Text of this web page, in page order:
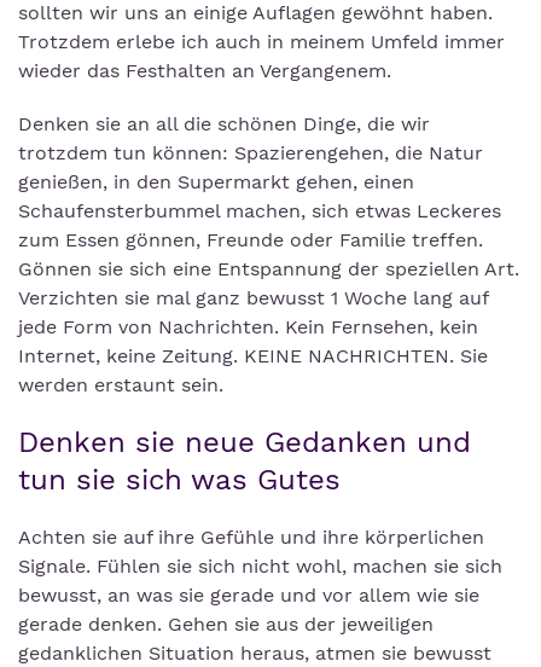
sollten wir uns an einige Auflagen gewöhnt haben.
Trotzdem erlebe ich auch in meinem Umfeld immer
wieder das Festhalten an Vergangenem.
Denken sie an all die schönen Dinge, die wir
trotzdem tun können: Spazierengehen, die Natur
genießen, in den Supermarkt gehen, einen
Schaufensterbummel machen, sich etwas Leckeres
zum Essen gönnen, Freunde oder Familie treffen.
Gönnen sie sich eine Entspannung der speziellen Art.
Verzichten sie mal ganz bewusst 1 Woche lang auf
jede Form von Nachrichten. Kein Fernsehen, kein
Internet, keine Zeitung. KEINE NACHRICHTEN. Sie
werden erstaunt sein.
Denken sie neue Gedanken und
tun sie sich was Gutes
Achten sie auf ihre Gefühle und ihre körperlichen
Signale. Fühlen sie sich nicht wohl, machen sie sich
bewusst, an was sie gerade und vor allem wie sie
gerade denken. Gehen sie aus der jeweiligen
gedanklichen Situation heraus, atmen sie bewusst